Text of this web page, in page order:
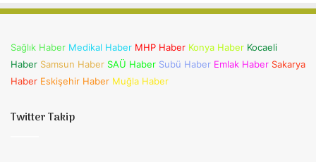
Sağlık Haber Medikal Haber MHP Haber Konya Haber Kocaeli
Haber Samsun Haber SAÜ Haber Subü Haber Emlak Haber Sakarya
Haber Eskişehir Haber Muğla Haber
Twitter Takip